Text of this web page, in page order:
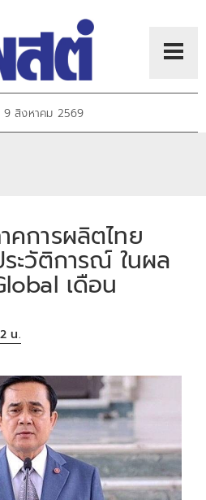
9 สิงหาคม 2569
การผลิตไทย
ะวัติการณ์ ในผล
เดือน
น.